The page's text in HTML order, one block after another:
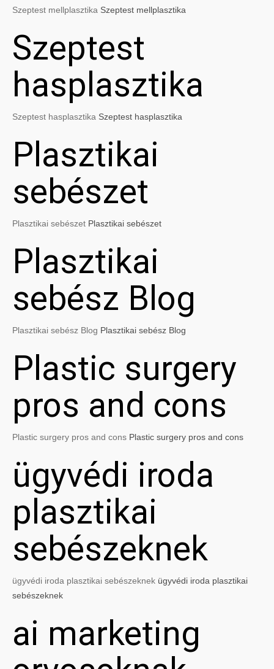
Szeptest mellplasztika Szeptest mellplasztika
Szeptest
hasplasztika
Szeptest hasplasztika Szeptest hasplasztika
Plasztikai
sebészet
Plasztikai sebészet Plasztikai sebészet
Plasztikai
sebész Blog
Plasztikai sebész Blog Plasztikai sebész Blog
Plastic surgery
pros and cons
Plastic surgery pros and cons Plastic surgery pros and cons
ügyvédi iroda
plasztikai
sebészeknek
ügyvédi iroda plasztikai sebészeknek ügyvédi iroda plasztikai
sebészeknek
ai marketing